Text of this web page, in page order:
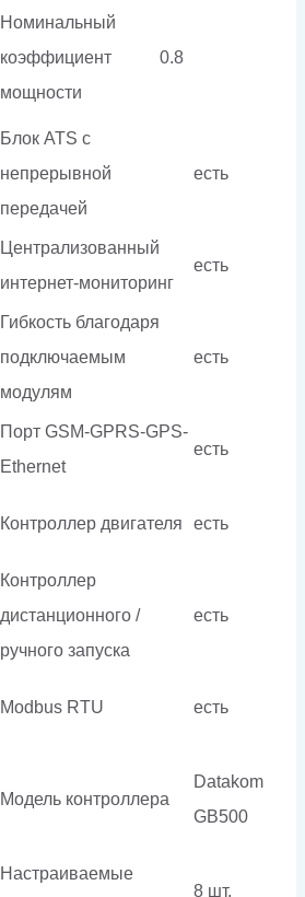
Номинальный
коэффициент
мощности
0.8
Блок ATS с
непрерывной
передачей
есть
Централизованный
интернет-мониторинг
есть
Гибкость благодаря
подключаемым
модулям
есть
Порт GSM-GPRS-GPS-
Ethernet
есть
Контроллер двигателя есть
Контроллер
дистанционного /
ручного запуска
есть
Modbus RTU есть
Модель контроллера
Datakom
GB500
Настраиваемые
8 шт.